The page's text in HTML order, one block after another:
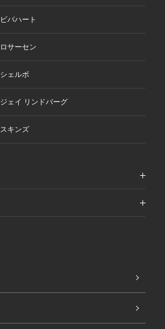
ビバハート
ロサーセン
シェルボ
ジェイ リンドバーグ
スキンズ